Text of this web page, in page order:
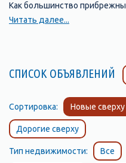
Как большинство
Андреевка живет за счет
гостинице заранее не
крыши над головой вы точно
комнату, предложат
для большой компании.
Достопримечательностей
мест в поселке почти.
Читать далее...
СПИСОК ОБЪЯВЛЕНИЙ
Сортировка: Новые сверху
Дорогие сверху
Тип недвижимости: Все